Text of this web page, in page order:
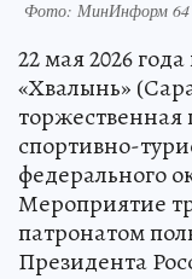
Фото: МинИнформ
22 мая 2026
«Хвалынь»
спортивно-
федерального
Мероприятие
патронатом
Президента